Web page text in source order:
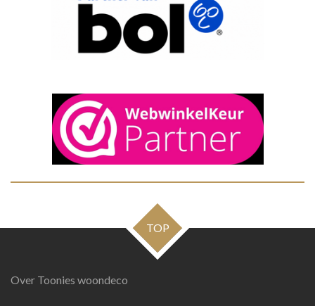
TOP
Over Toonies woondeco